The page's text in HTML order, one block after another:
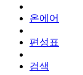
온에어
편성표
검색